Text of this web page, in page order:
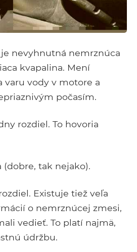
nevyhnutná nemrznúca
kvapalina. Mení
varu vody v motore a
počasím.
rozdiel. To hovoria
tak nejako).
Existuje tiež veľa
o nemrznúcej zmesi,
vedieť. To platí najmä,
údržbu.